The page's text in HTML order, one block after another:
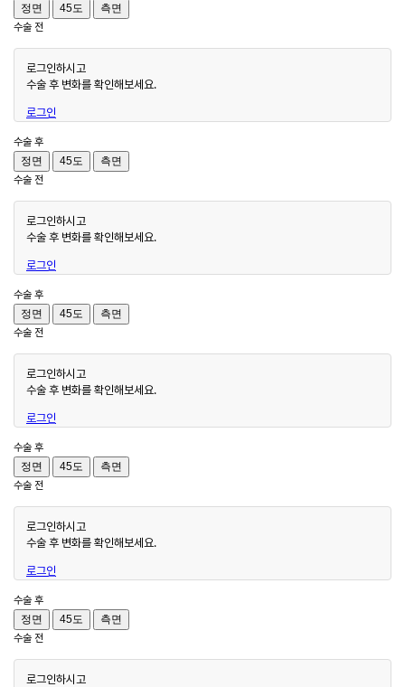
정면
45도
측면
수술 전
로그인하시고
수술 후 변화를 확인해보세요.
로그인
수술 후
정면
45도
측면
수술 전
로그인하시고
수술 후 변화를 확인해보세요.
로그인
수술 후
정면
45도
측면
수술 전
로그인하시고
수술 후 변화를 확인해보세요.
로그인
수술 후
정면
45도
측면
수술 전
로그인하시고
수술 후 변화를 확인해보세요.
로그인
수술 후
정면
45도
측면
수술 전
로그인하시고